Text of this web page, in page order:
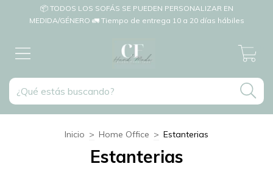
📦 TODOS LOS SOFÁS SE PUEDEN PERSONALIZAR EN
MEDIDA/GÉNERO 🚛 Tiempo de entrega 10 a 20 días hábiles
Inicio > Home Office > Estanterias
Estanterias